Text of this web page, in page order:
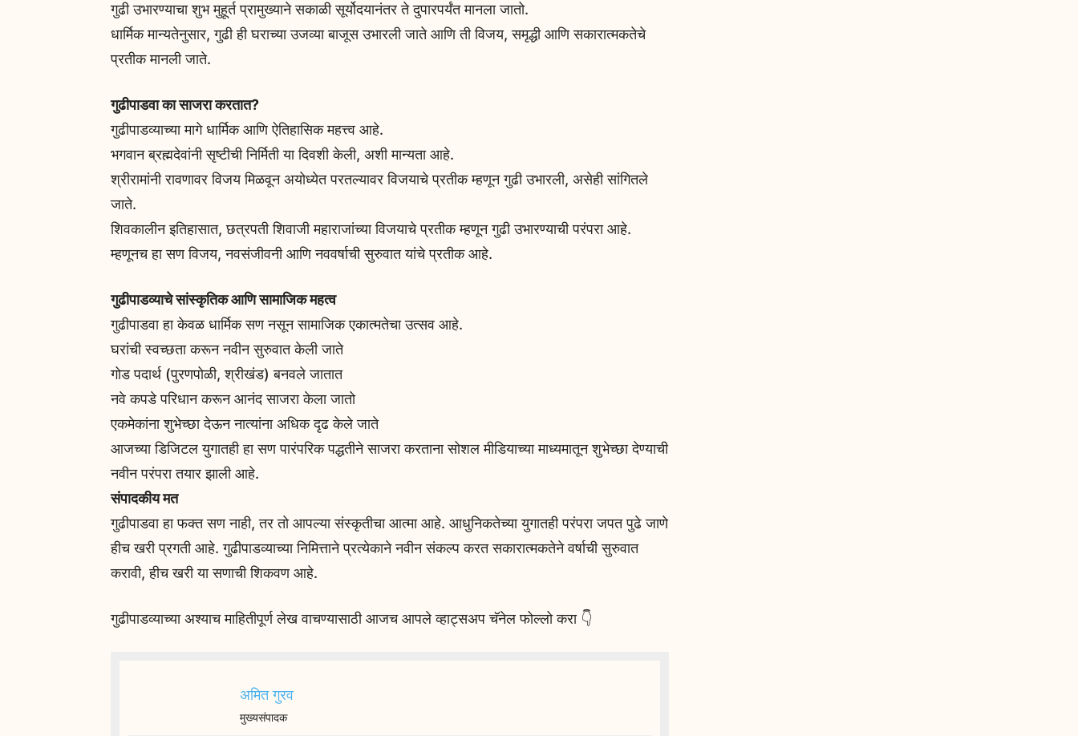
गुढी उभारण्याचा शुभ मुहूर्त प्रामुख्याने सकाळी सूर्योदयानंतर ते दुपारपर्यंत मानला जातो.
धार्मिक मान्यतेनुसार, गुढी ही घराच्या उजव्या बाजूस उभारली जाते आणि ती विजय, समृद्धी आणि सकारात्मकतेचे
प्रतीक मानली जाते.
गुढीपाडवा का साजरा करतात?
गुढीपाडव्याच्या मागे धार्मिक आणि ऐतिहासिक महत्त्व आहे.
भगवान ब्रह्मदेवांनी सृष्टीची निर्मिती या दिवशी केली, अशी मान्यता आहे.
श्रीरामांनी रावणावर विजय मिळवून अयोध्येत परतल्यावर विजयाचे प्रतीक म्हणून गुढी उभारली, असेही सांगितले
जाते.
शिवकालीन इतिहासात, छत्रपती शिवाजी महाराजांच्या विजयाचे प्रतीक म्हणून गुढी उभारण्याची परंपरा आहे.
म्हणूनच हा सण विजय, नवसंजीवनी आणि नववर्षाची सुरुवात यांचे प्रतीक आहे.
गुढीपाडव्याचे सांस्कृतिक आणि सामाजिक महत्व
गुढीपाडवा हा केवळ धार्मिक सण नसून सामाजिक एकात्मतेचा उत्सव आहे.
घरांची स्वच्छता करून नवीन सुरुवात केली जाते
गोड पदार्थ (पुरणपोळी, श्रीखंड) बनवले जातात
नवे कपडे परिधान करून आनंद साजरा केला जातो
एकमेकांना शुभेच्छा देऊन नात्यांना अधिक दृढ केले जाते
आजच्या डिजिटल युगातही हा सण पारंपरिक पद्धतीने साजरा करताना सोशल मीडियाच्या माध्यमातून शुभेच्छा देण्याची
नवीन परंपरा तयार झाली आहे.
संपादकीय मत
गुढीपाडवा हा फक्त सण नाही, तर तो आपल्या संस्कृतीचा आत्मा आहे. आधुनिकतेच्या युगातही परंपरा जपत पुढे जाणे
हीच खरी प्रगती आहे. गुढीपाडव्याच्या निमित्ताने प्रत्येकाने नवीन संकल्प करत सकारात्मकतेने वर्षाची सुरुवात
करावी, हीच खरी या सणाची शिकवण आहे.
गुढीपाडव्याच्या अश्याच माहितीपूर्ण लेख वाचण्यासाठी आजच आपले व्हाट्सअप चॅनेल फोल्लो करा 👇
अमित गुरव
मुख्यसंपादक